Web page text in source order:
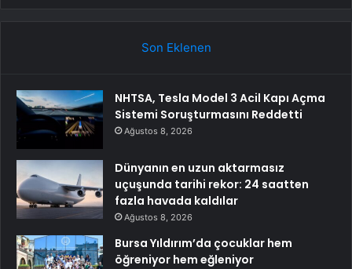
Son Eklenen
NHTSA, Tesla Model 3 Acil Kapı Açma
Sistemi Soruşturmasını Reddetti
Ağustos 8, 2026
Dünyanın en uzun aktarmasız
uçuşunda tarihi rekor: 24 saatten
fazla havada kaldılar
Ağustos 8, 2026
Bursa Yıldırım’da çocuklar hem
öğreniyor hem eğleniyor